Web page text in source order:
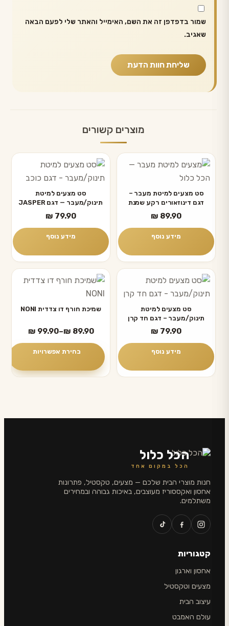
שמור בדפדפן זה את השם, האימייל והאתר שלי לפעם הבאה
שאגיב.
מוצרים קשורים
סט מצעים למיטת מעבר –
דגם דינוזאורים רקע שמנת
₪ 89.90
מידע נוסף
סט מצעים למיטת
תינוק/מעבר — דגם JASPER
₪ 79.90
מידע נוסף
סט מצעים למיטת
תינוק/מעבר – דגם חד קרן
₪ 79.90
מידע נוסף
שמיכת חורף דו צדדית NONI
₪ 89.90
–
₪ 99.90
טווח
מחירים:
⁦₪ 99.90⁩
בחירת אפשרויות
למוצר
זה
יש
סוגים.
ניתן
לבחור
את
הכל כלול
הכל במקום אחד
חנות מוצרי הבית שלכם — מצעים, טקסטיל, פתרונות
אחסון ואקססוריז מעוצבים, באיכות גבוהה ובמחירים
משתלמים.
קטגוריות
אחסון וארגון
מצעים וטקסטיל
עיצוב הבית
עולם האמבט